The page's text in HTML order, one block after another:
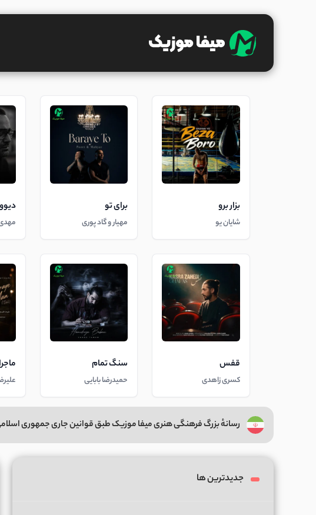
بزار برو
شایان یو
برای تو
مهیار و گاد پوری
قفس
کسری زاهدی
سنگ تمام
حمیدرضا بابایی
رسانهٔ بزرگ فرهنگی هنری میفا موزیک طبق قوانین جاری جمهوری
جدیدترین ها